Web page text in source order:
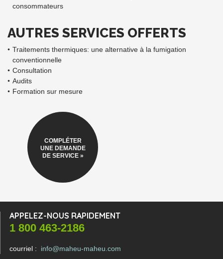
consommateurs
AUTRES SERVICES OFFERTS
Traitements thermiques: une alternative à la fumigation
conventionnelle
Consultation
Audits
Formation sur mesure
COMPLÉTER
UNE DEMANDE
DE SERVICE »
APPELEZ-NOUS RAPIDEMENT
1 800 463-2186
courriel : info@maheu-maheu.com